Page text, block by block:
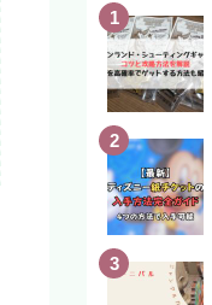
1
2
3